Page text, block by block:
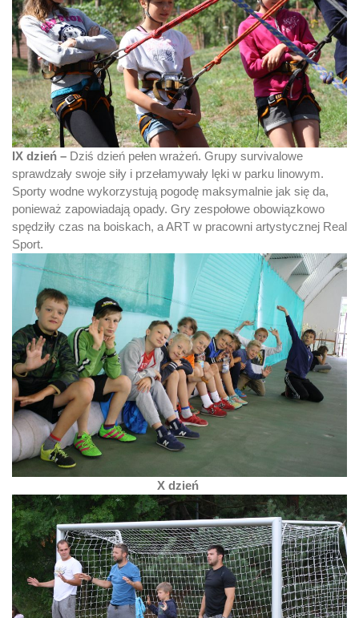
IX dzień – Dziś dzień pełen wrażeń. Grupy survivalowe
sprawdzały swoje siły i przełamywały lęki w parku linowym.
Sporty wodne wykorzystują pogodę maksymalnie jak się da,
ponieważ zapowiadają opady. Gry zespołowe obowiązkowo
spędziły czas na boiskach, a ART w pracowni artystycznej Real
Sport.
X dzień